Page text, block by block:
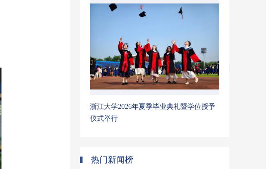
浙江大学2026年夏季毕业典礼暨学位授予
仪式举行
热门新闻榜